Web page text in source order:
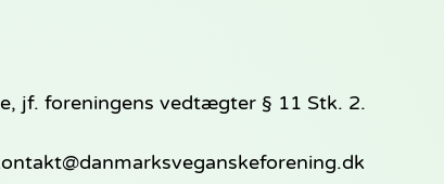
jf. foreningens vedtægter § 11 Stk. 2.